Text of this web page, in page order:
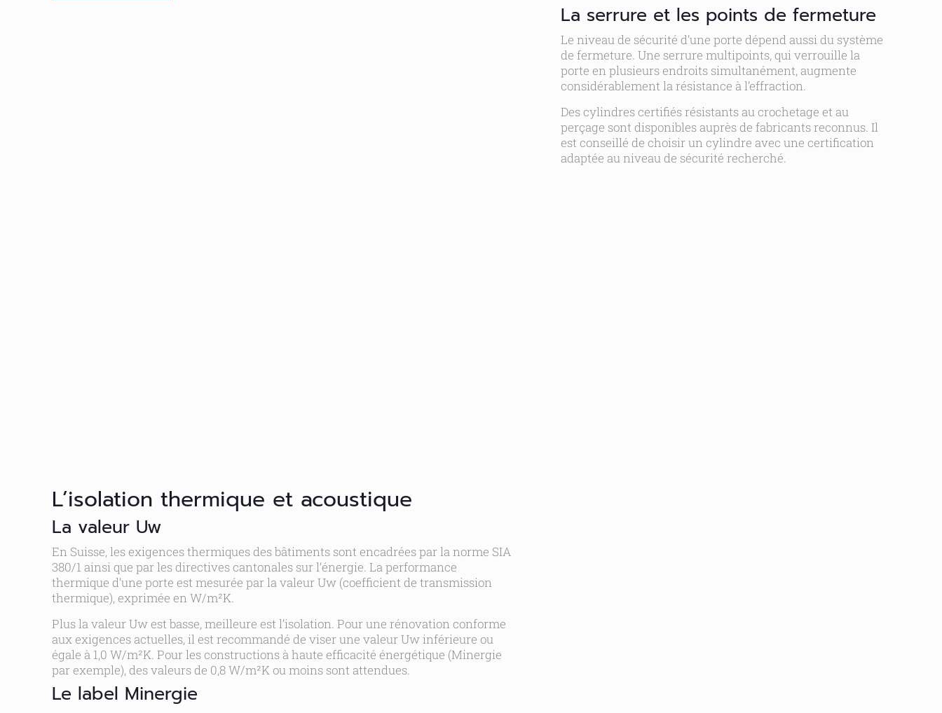
La serrure et les points de fermeture
Le niveau de sécurité d’une porte dépend aussi du système
de fermeture. Une serrure multipoints, qui verrouille la
porte en plusieurs endroits simultanément, augmente
considérablement la résistance à l’effraction.
Des cylindres certifiés résistants au crochetage et au
perçage sont disponibles auprès de fabricants reconnus. Il
est conseillé de choisir un cylindre avec une certification
adaptée au niveau de sécurité recherché.
L’isolation thermique et acoustique
La valeur Uw
En Suisse, les exigences thermiques des bâtiments sont encadrées par la norme SIA
380/1 ainsi que par les directives cantonales sur l’énergie. La performance
thermique d’une porte est mesurée par la valeur Uw (coefficient de transmission
thermique), exprimée en W/m²K.
Plus la valeur Uw est basse, meilleure est l’isolation. Pour une rénovation conforme
aux exigences actuelles, il est recommandé de viser une valeur Uw inférieure ou
égale à 1,0 W/m²K. Pour les constructions à haute efficacité énergétique (Minergie
par exemple), des valeurs de 0,8 W/m²K ou moins sont attendues.
Le label Minergie